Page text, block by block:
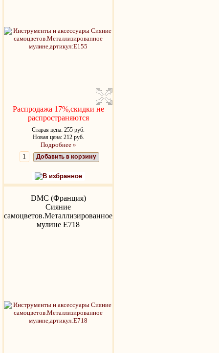
Распродажа 17%,скидки не
распространяются
Старая цена: 255 руб.
Новая цена: 212 руб.
Подробнее »
Добавить в корзину
В избранное
DMC (Франция)
Сияние
самоцветов.Металлизированное
мулине Е718